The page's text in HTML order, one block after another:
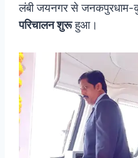
लंबी जयनगर से जनकपुरधाम-
परिचालन शुरूहुआ।